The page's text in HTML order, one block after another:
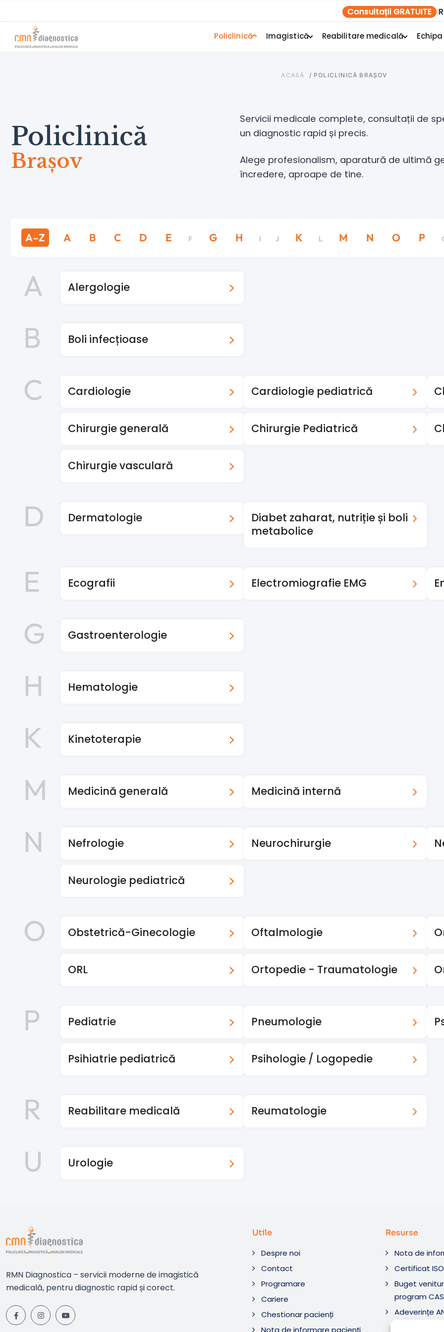
Consultații GRATUITE |
Policlinică Imagistică Reabilitare medicală Echipa
ACASĂ / POLICLINICĂ BRAȘOV
Policlinică
Brașov
Servicii medicale complete, consultații de
un diagnostic rapid și precis.
Alege profesionalism, aparatură de ultimă
încredere, aproape de tine.
A–Z A B C D E F G H I J K L M N O P
A Alergologie
B Boli infecțioase
C Cardiologie Cardiologie pediatrică
Chirurgie generală Chirurgie Pediatrică
Chirurgie vasculară
D Dermatologie
Diabet zaharat, nutriție și boli
metabolice
E Ecografii Electromiografie EMG
G Gastroenterologie
H Hematologie
K Kinetoterapie
M Medicină generală Medicină internă
N Nefrologie Neurochirurgie
Neurologie pediatrică
O Obstetrică-Ginecologie Oftalmologie
ORL Ortopedie - Traumatologie
P Pediatrie Pneumologie
Psihiatrie pediatrică Psihologie / Logopedie
R Reabilitare medicală Reumatologie
U Urologie
RMN Diagnostica – servicii moderne de imagistică
medicală, pentru diagnostic rapid și corect.
Utile
Despre noi
Contact
Programare
Cariere
Chestionar pacienți
Nota de informare pacienți
Resurse
Nota de
Certificat ISO
Buget
program
Adeverințe